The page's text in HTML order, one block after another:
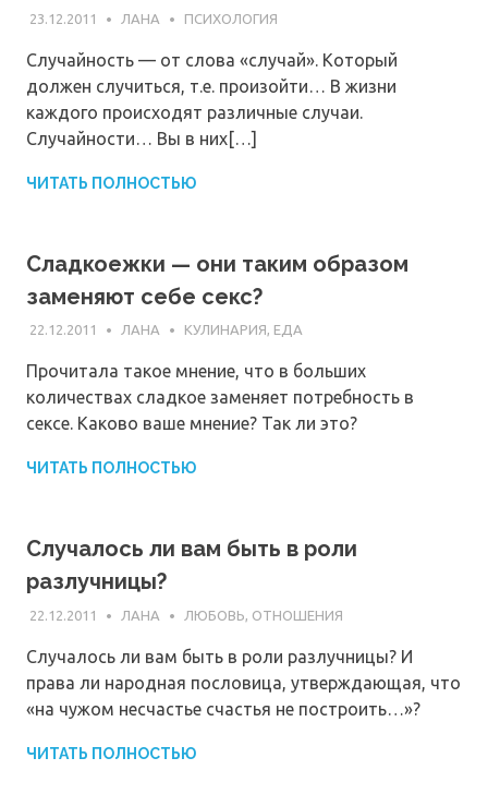
23.12.2011 ЛАНА ПСИХОЛОГИЯ
Случайность — от слова «случай». Который
должен случиться, т.е. произойти… В жизни
каждого происходят различные случаи.
Случайности… Вы в них[…]
ЧИТАТЬ ПОЛНОСТЬЮ
Сладкоежки — они таким образом
заменяют себе секс?
22.12.2011 ЛАНА КУЛИНАРИЯ, ЕДА
Прочитала такое мнение, что в больших
количествах сладкое заменяет потребность в
сексе. Каково ваше мнение? Так ли это?
ЧИТАТЬ ПОЛНОСТЬЮ
Случалось ли вам быть в роли
разлучницы?
22.12.2011 ЛАНА ЛЮБОВЬ, ОТНОШЕНИЯ
Случалось ли вам быть в роли разлучницы? И
права ли народная пословица, утверждающая, что
«на чужом несчастье счастья не построить…»?
ЧИТАТЬ ПОЛНОСТЬЮ